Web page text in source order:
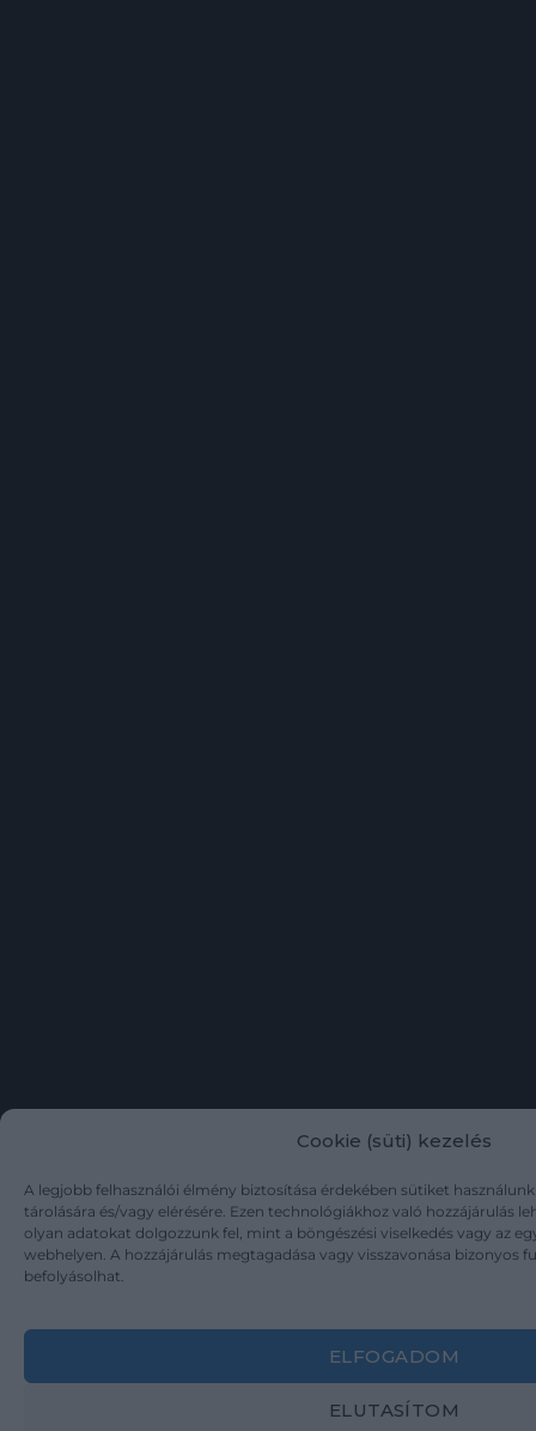
Cookie (süti) kezelés
A legjobb felhasználói élmény biztosítása érdekében sütiket
tárolására és/vagy elérésére. Ezen technológiákhoz való hozzájárulás
olyan adatokat dolgozzunk fel, mint a böngészési viselkedés vagy az
webhelyen. A hozzájárulás megtagadása vagy visszavonása bizonyos
befolyásolhat.
ELFOGADOM
ELUTASÍTOM